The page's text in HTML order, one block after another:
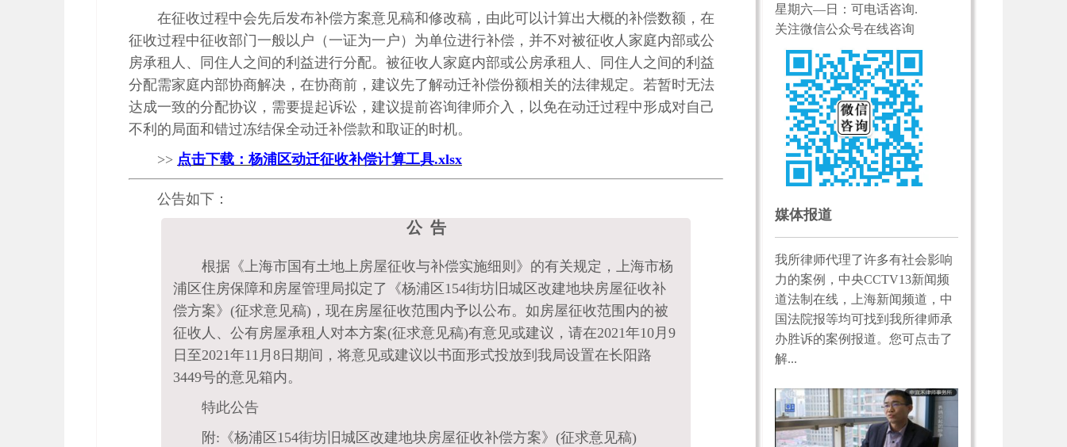
在征收过程中会先后发布补偿方案意见稿和修改稿，由此可以计算出大概的补偿数额，在
征收过程中征收部门一般以户（一证为一户）为单位进行补偿，并不对被征收人家庭内部或公
房承租人、同住人之间的利益进行分配。被征收人家庭内部或公房承租人、同住人之间的利益
分配需家庭内部协商解决，在协商前，建议先了解动迁补偿份额相关的法律规定。若暂时无法
达成一致的分配协议，需要提起诉讼，建议提前咨询律师介入，以免在动迁过程中形成对自己
不利的局面和错过冻结保全动迁补偿款和取证的时机。
>> 点击下载：杨浦区动迁征收补偿计算工具.xlsx
公告如下：
公 告
根据《上海市国有土地上房屋征收与补偿实施细则》的有关规定，上海市杨
浦区住房保障和房屋管理局拟定了《杨浦区154街坊旧城区改建地块房屋征收补
偿方案》(征求意见稿)，现在房屋征收范围内予以公布。如房屋征收范围内的被
征收人、公有房屋承租人对本方案(征求意见稿)有意见或建议，请在2021年10月9
日至2021年11月8日期间，将意见或建议以书面形式投放到我局设置在长阳路
3449号的意见箱内。
特此公告
附:《杨浦区154街坊旧城区改建地块房屋征收补偿方案》(征求意见稿)
星期六—日：可电话咨询.
关注微信公众号在线咨询
媒体报道
我所律师代理了许多有社会影响
力的案例，中央CCTV13新闻频
道法制在线，上海新闻频道，中
国法院报等均可找到我所律师承
办胜诉的案例报道。您可点击了
解...